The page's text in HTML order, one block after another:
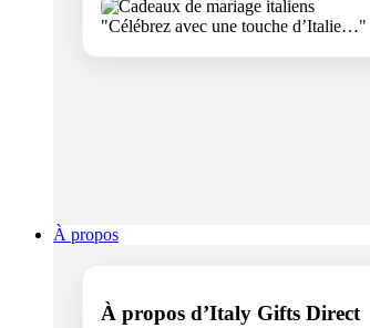
"Célébrez avec une touche d’Italie…"
À propos
À propos d’Italy Gifts Direct